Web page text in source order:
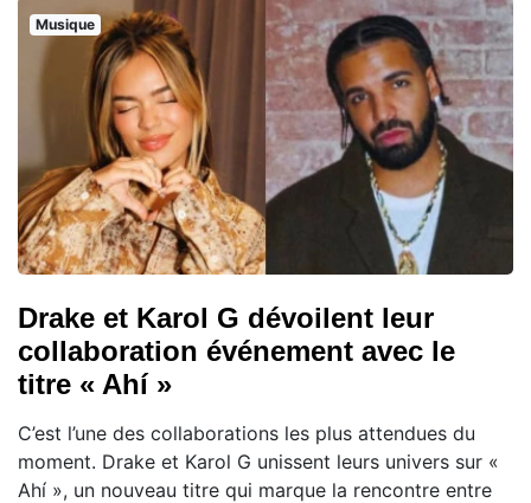
Musique
Drake et Karol G dévoilent leur
collaboration événement avec le
titre « Ahí »
C’est l’une des collaborations les plus attendues du
moment. Drake et Karol G unissent leurs univers sur «
Ahí », un nouveau titre qui marque la rencontre entre